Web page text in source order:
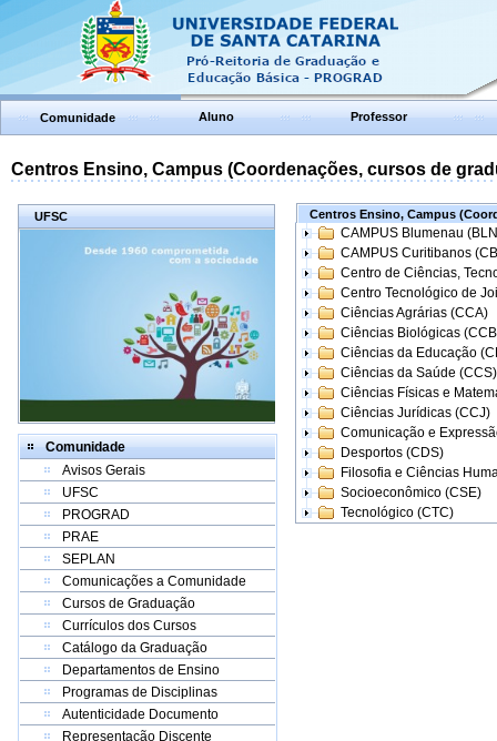
Comunidade Aluno Professor
Centros Ensino, Campus (Coordenações, cursos de
UFSC
Comunidade
Avisos Gerais
UFSC
PROGRAD
PRAE
SEPLAN
Comunicações a Comunidade
Cursos de Graduação
Currículos dos Cursos
Catálogo da Graduação
Departamentos de Ensino
Programas de Disciplinas
Autenticidade Documento
Representação Discente
Centros Ensino, Campus
CAMPUS Blumenau
CAMPUS Curitibanos
Centro de Ciências,
Centro Tecnológico de
Ciências Agrárias (CCA)
Ciências Biológicas
Ciências da Educação
Ciências da Saúde (CCS)
Ciências Físicas e
Ciências Jurídicas (CCJ)
Comunicação e
Desportos (CDS)
Filosofia e Ciências
Socioeconômico (CSE)
Tecnológico (CTC)